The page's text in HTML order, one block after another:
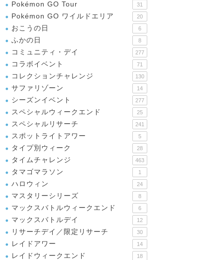
Pokémon GO Tour 31
Pokémon GO ワイルドエリア 20
おこうの日 6
ふかの日 8
コミュニティ・デイ 277
コラボイベント 71
コレクションチャレンジ 130
サファリゾーン 14
シーズンイベント 277
スペシャルウィークエンド 25
スペシャルリサーチ 241
スポットライトアワー 5
タイプ別ウィーク 28
タイムチャレンジ 463
タマゴマラソン 1
ハロウィン 24
マスタリーシリーズ 8
マックスバトルウィークエンド 6
マックスバトルデイ 12
リサーチデイ／限定リサーチ 30
レイドアワー 14
レイドウィークエンド 18